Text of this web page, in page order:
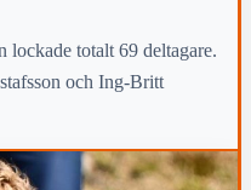
totalt 69 deltagare.
och Ing-Britt